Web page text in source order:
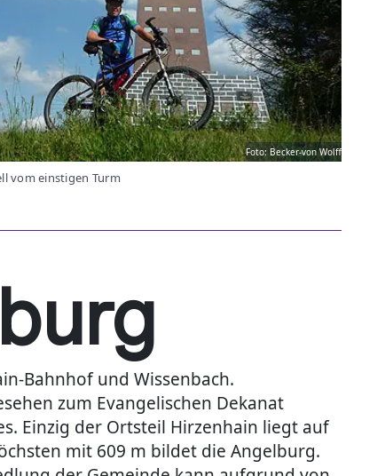
Foto: Becker-von Wolff
vom einstigen Turm
Bahnhof und Wissenbach.
zum Evangelischen Dekanat
Einzig der Ortsteil Hirzenhain liegt auf
mit 609 m bildet die Angelburg.